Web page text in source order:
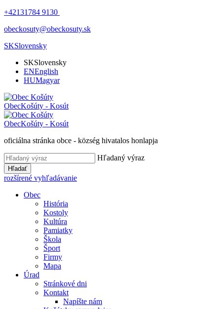
+42131784 9130
obeckosuty@obeckosuty.sk
SKSlovensky
SKSlovensky
ENEnglish
HUMagyar
ObecKošúty - Kosút
ObecKošúty - Kosút
oficiálna stránka obce - község hivatalos honlapja
Hľadaný výraz
Hľadať
rozšírené vyhľadávanie
Obec
História
Kostoly
Kultúra
Pamiatky
Škola
Šport
Firmy
Mapa
Úrad
Stránkové dni
Kontakt
Napíšte nám